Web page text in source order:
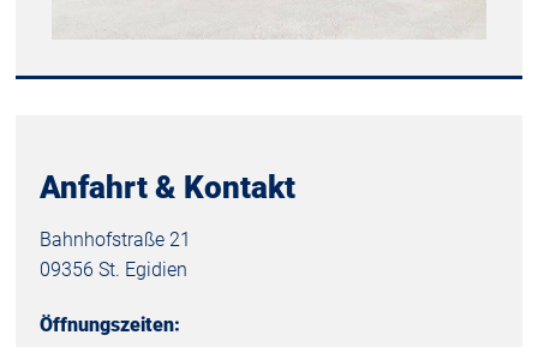
Anfahrt & Kontakt
Bahnhofstraße 21
09356 St. Egidien
Öffnungszeiten: